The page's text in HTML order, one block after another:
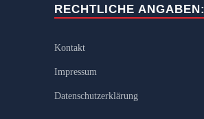
RECHTLICHE ANGABEN:
Kontakt
Impressum
Datenschutzerklärung